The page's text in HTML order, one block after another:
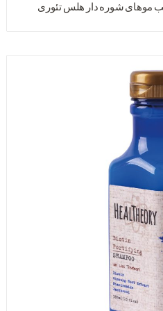
موهای شوره دار هلس تئوری